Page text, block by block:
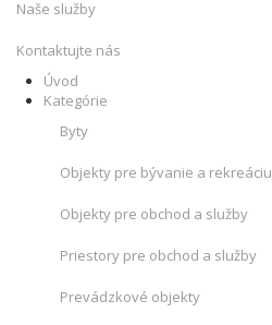
Naše služby
Kontaktujte nás
Úvod
Kategórie
Byty
Objekty pre bývanie a rekreáciu
Objekty pre obchod a služby
Priestory pre obchod a služby
Prevádzkové objekty